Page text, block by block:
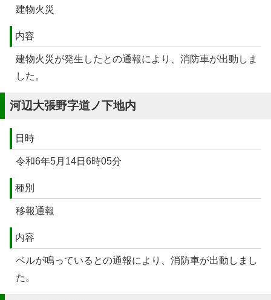
建物火災
内容
建物火災が発生したとの通報により、消防車が出動しま
した。
河辺大張野字道ノ下地内
日時
令和6年5月14日6時05分
種別
移報通報
内容
ベルが鳴っているとの通報により、消防車が出動しまし
た。